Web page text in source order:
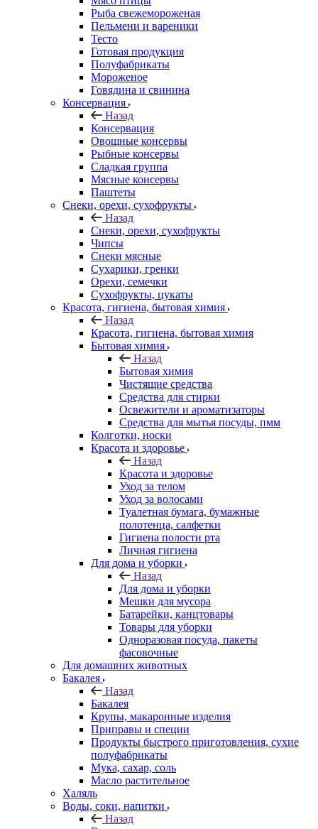
Рыба свежемороженая
Пельмени и вареники
Тесто
Готовая продукция
Полуфабрикаты
Мороженое
Говядина и свинина
Консервация
Назад
Консервация
Овощные консервы
Рыбные консервы
Сладкая группа
Мясные консервы
Паштеты
Снеки, орехи, сухофрукты
Назад
Снеки, орехи, сухофрукты
Чипсы
Снеки мясные
Сухарики, гренки
Орехи, семечки
Сухофрукты, цукаты
Красота, гигиена, бытовая химия
Назад
Красота, гигиена, бытовая химия
Бытовая химия
Назад
Бытовая химия
Чистящие средства
Средства для стирки
Освежители и ароматизаторы
Средства для мытья посуды, пмм
Колготки, носки
Красота и здоровье
Назад
Красота и здоровье
Уход за телом
Уход за волосами
Туалетная бумага, бумажные
полотенца, салфетки
Гигиена полости рта
Личная гигиена
Для дома и уборки
Назад
Для дома и уборки
Мешки для мусора
Батарейки, канцтовары
Товары для уборки
Одноразовая посуда, пакеты
фасовочные
Для домашних животных
Бакалея
Назад
Бакалея
Крупы, макаронные изделия
Приправы и специи
Продукты быстрого приготовления, сухие
полуфабрикаты
Мука, сахар, соль
Масло растительное
Халяль
Воды, соки, напитки
Назад